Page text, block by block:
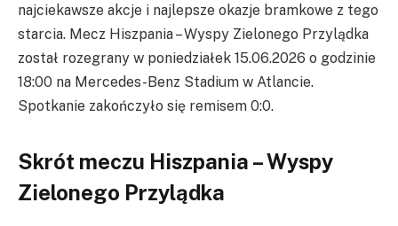
najciekawsze akcje i najlepsze okazje bramkowe z tego
starcia. Mecz Hiszpania – Wyspy Zielonego Przylądka
został rozegrany w poniedziałek 15.06.2026 o godzinie
18:00 na Mercedes-Benz Stadium w Atlancie.
Spotkanie zakończyło się remisem 0:0.
Skrót meczu Hiszpania – Wyspy
Zielonego Przylądka